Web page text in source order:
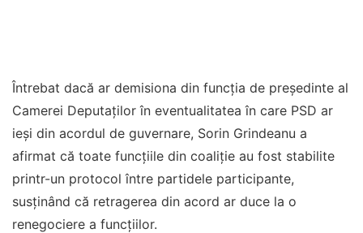
Întrebat dacă ar demisiona din funcția de președinte al
Camerei Deputaților în eventualitatea în care PSD ar
ieși din acordul de guvernare, Sorin Grindeanu a
afirmat că toate funcțiile din coaliție au fost stabilite
printr-un protocol între partidele participante,
susținând că retragerea din acord ar duce la o
renegociere a funcțiilor.